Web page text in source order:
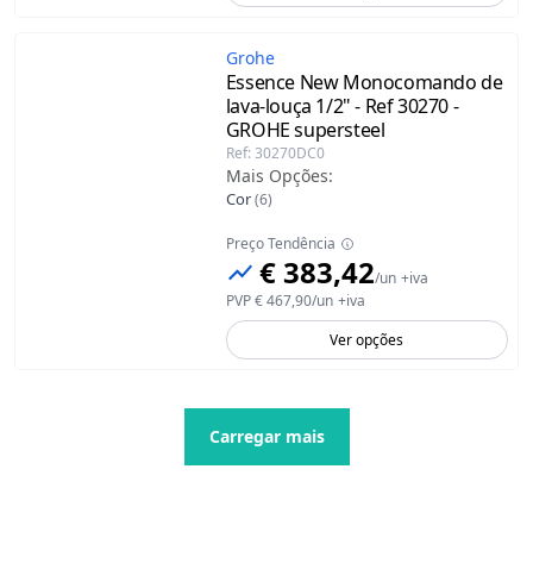
Grohe
Essence New Monocomando de
lava-louça 1/2" - Ref 30270 -
GROHEsupersteel
Ref: 30270DC0
Mais Opções:
Cor(6)
Preço Tendência
€ 383,42/un +iva
PVP€ 467,90/un +iva
Ver opções
Carregar mais